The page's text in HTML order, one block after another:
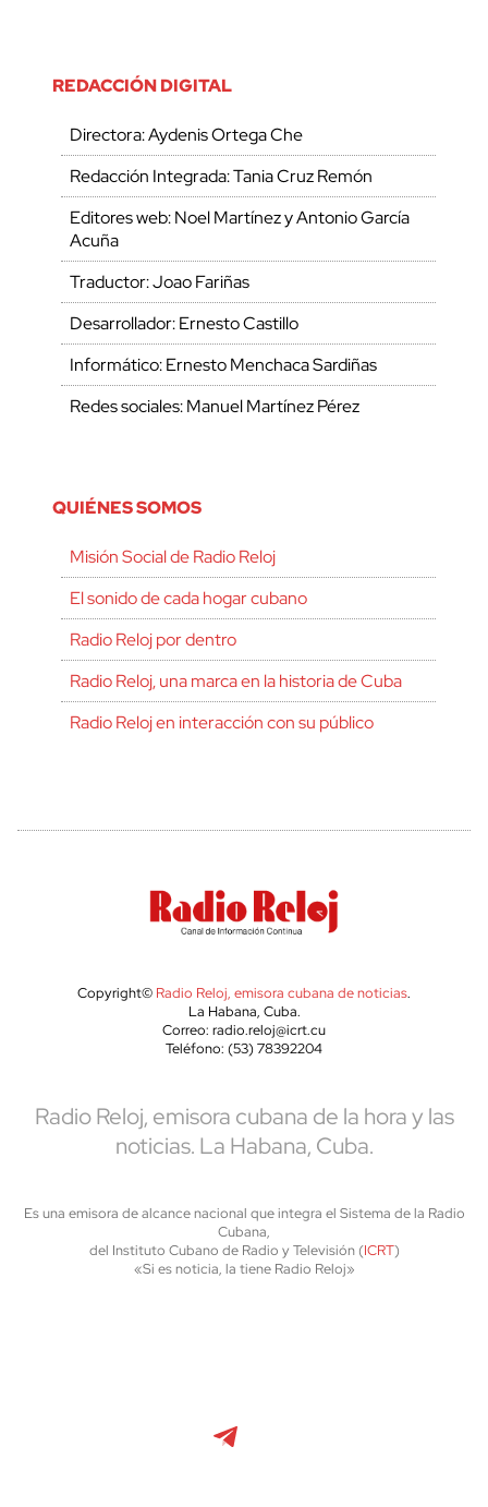
REDACCIÓN DIGITAL
Directora: Aydenis Ortega Che
Redacción Integrada: Tania Cruz Remón
Editores web: Noel Martínez y Antonio García
Acuña
Traductor: Joao Fariñas
Desarrollador: Ernesto Castillo
Informático: Ernesto Menchaca Sardiñas
Redes sociales: Manuel Martínez Pérez
QUIÉNES SOMOS
Misión Social de Radio Reloj
El sonido de cada hogar cubano
Radio Reloj por dentro
Radio Reloj, una marca en la historia de Cuba
Radio Reloj en interacción con su público
Copyright© Radio Reloj, emisora cubana de noticias.
La Habana, Cuba.
Correo: radio.reloj@icrt.cu
Teléfono: (53) 78392204
Radio Reloj, emisora cubana de la hora y las
noticias. La Habana, Cuba.
Es una emisora de alcance nacional que integra el Sistema de la Radio
Cubana,
del Instituto Cubano de Radio y Televisión (ICRT)
«Si es noticia, la tiene Radio Reloj»